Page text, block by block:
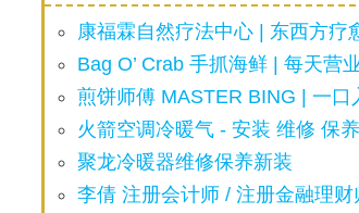
康福霖自然疗法中心 | 东西方
Bag O’ Crab 手抓海鲜 | 每天营
煎饼师傅 MASTER BING | 一口
火箭空调冷暖气 - 安装 维修 保养
聚龙冷暖器维修保养新装
李倩 注册会计师 / 注册金融理财